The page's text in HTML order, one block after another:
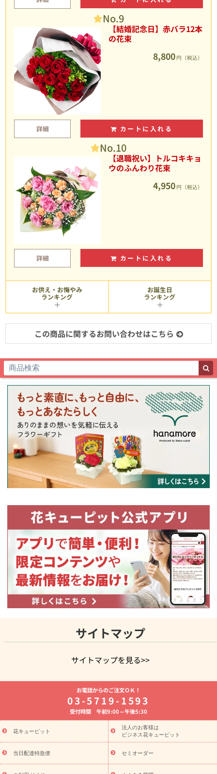
No.9
【結婚記念日】赤バラ12本
の花束
8,800 円（税込）
詳細 カートに入れる
No.10
【退職祝い】トルコキキョ
ウのふんわり花束
4,950 円（税込）
詳細 カートに入れる
お供え・お悔やみ
ランキング
お誕生日
ランキング
この商品に関するお問い合わせはこちら
サイトマップ
サイトマップを見る>>
よく贈られる花
お祝いの花特集
誕生日フラワーギフト特集
8月の誕生花(トルコキキョウ)
開店・開業祝い
お供え・お悔やみ お供え・お悔やみの花
通夜・葬儀に贈る花 胡蝶蘭・花鉢
ーブドフラワー
季節のイベント
ひまわり ギフト・プレゼント
特集
お盆 花（新盆・初盆） 季節のイベント
お盆 花（新
盆・初盆）
お盆 花（新盆・初盆）
お盆・お供え 花とセットギ
フト
お盆・お供え プリザーブドフラワー
ひまわり ギフト・プ
レゼント特集
夏の花贈り・お中元・暑中見舞い 花のギフト特集
お電話からのご注文ＯＫ！
03-5719-1593
受付時間 午前9:00～午後5:30
花キューピット
法人のお客様は
ビジネス花キューピット
当日配達特急便 セミオーダー